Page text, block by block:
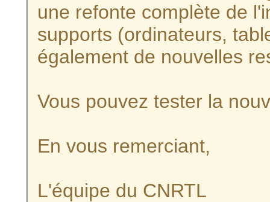
une refonte complète de
supports (ordinateurs,
également de nouvelles
Vous pouvez tester la
En vous remerciant,
L'équipe du CNRTL